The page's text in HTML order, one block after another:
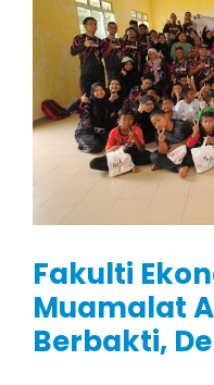
Fakulti
Muamalat
Berbakti,